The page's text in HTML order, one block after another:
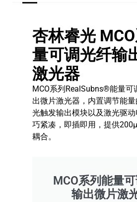
杏林睿光
量可调光纤输
激光器
MCO系列RealSubns®能量可
出微片激光器，内置调节能量
光触发输出模块以及激光驱
巧紧凑，即插即用，提供
耦合。
MCO系列能量
输出微片激